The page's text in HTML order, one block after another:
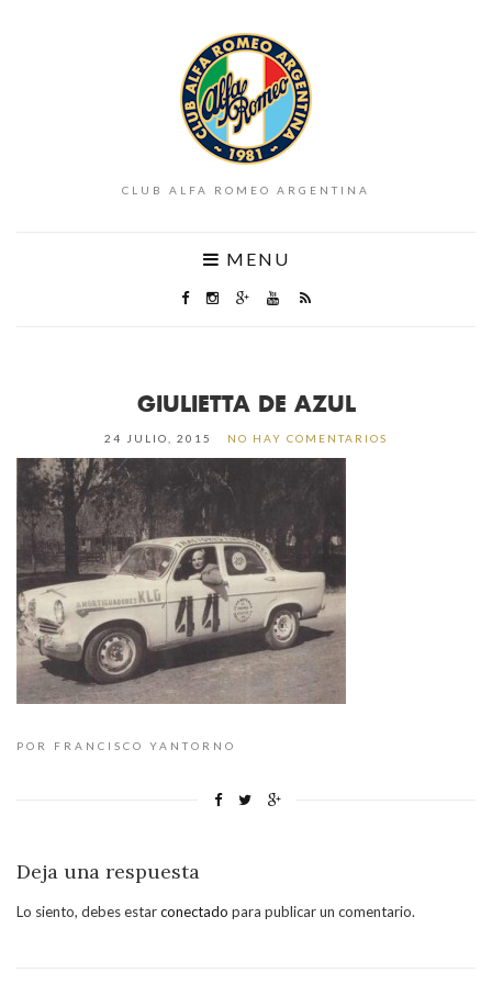
CLUB ALFA ROMEO ARGENTINA
MENU
GIULIETTA DE AZUL
24 JULIO, 2015 NO HAY COMENTARIOS
POR FRANCISCO YANTORNO
Deja una respuesta
Lo siento, debes estarconectado para publicar un comentario.